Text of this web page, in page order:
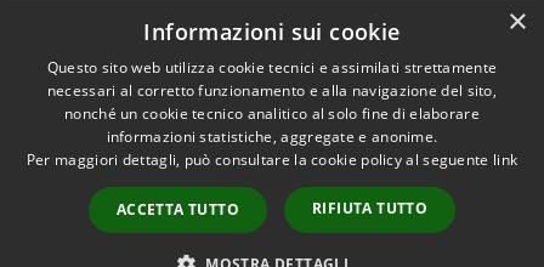
Moduli Privacy Amministrazione trasparente
Accessibilità
Copyright © 2026 • Comune di
Limana • Powered by
Municipium•
Accesso
redazione
×
Informazioni sui cookie
Questo sito web utilizza cookie tecnici e assimilati strettamente
necessari al corretto funzionamento e alla navigazione del sito,
nonché un cookie tecnico analitico al solo fine di elaborare
informazioni statistiche, aggregate e anonime.
Per maggiori dettagli, può consultare la cookie policy al seguente link
ACCETTA TUTTO RIFIUTA TUTTO